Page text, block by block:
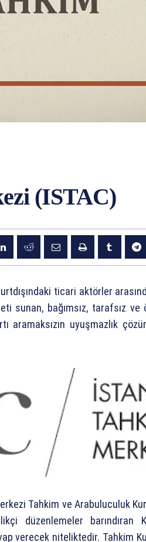
(ISTAC)
ticari aktörler
sunan, bağımsız, tarafsız ve
aramaksızın uyuşmazlık
Tahkim ve Arabuluculuk
düzenlemeler barındıran
verecek niteliktedir. Tahkim